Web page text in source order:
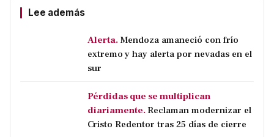
Lee además
Alerta. Mendoza amaneció con frío
extremo y hay alerta por nevadas en el
sur
Pérdidas que se multiplican
diariamente. Reclaman modernizar el
Cristo Redentor tras 25 días de cierre